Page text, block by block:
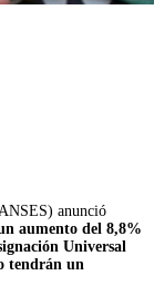
anunció
aumento del 8,8%
Universal
tendrán un